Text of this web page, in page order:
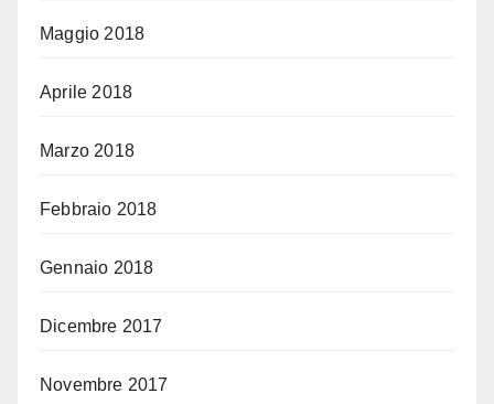
Maggio 2018
Aprile 2018
Marzo 2018
Febbraio 2018
Gennaio 2018
Dicembre 2017
Novembre 2017